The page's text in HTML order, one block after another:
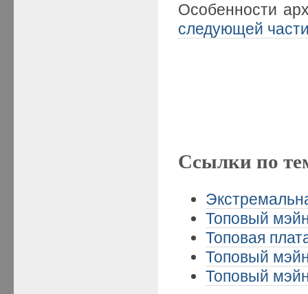
Особенности
следующей
Ссылки по
Топовый
Топовая
Топовый
Топовый